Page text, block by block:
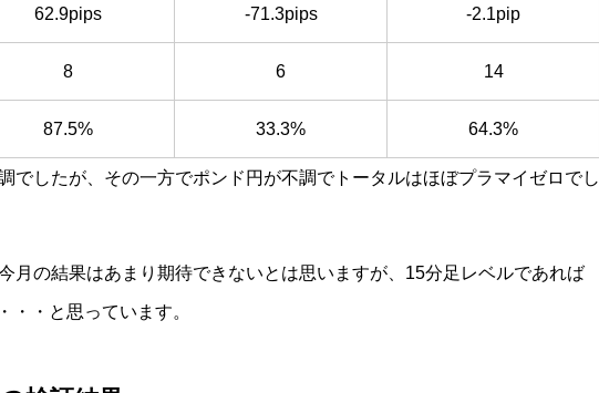
62.9pips -71.3pips -2.1pip
8 6 14
87.5% 33.3% 64.3%
でしたが、その一方でポンド円が不調でトータルはほぼプラマイゼロでし
月の結果はあまり期待できないとは思いますが、15分足レベルであれば
・・と思っています。